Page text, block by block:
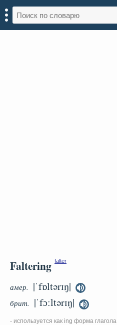
Faltering falter
амер. |ˈfɒltərɪŋ|
брит. |ˈfɔːltərɪŋ|
- используется как ing форма глагола